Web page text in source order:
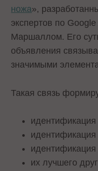
ножа»,
экспертов по
Маршаллом. Его
объявления
значимыми
Такая связь
идентификация
идентификация
идентификация
их лучшего